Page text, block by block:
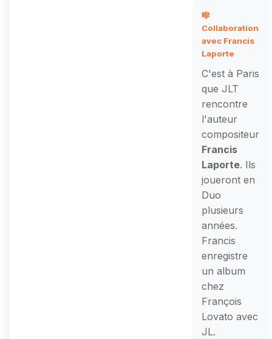
🎼
Collaboration
avec Francis
Laporte
C'est à Paris
que JLT
rencontre
l'auteur
compositeur
Francis
Laporte. Ils
joueront en
Duo
plusieurs
années.
Francis
enregistre
un album
chez
François
Lovato avec
JL.